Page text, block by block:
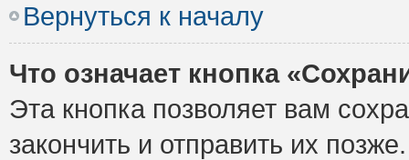
Вернуться к началу
Что означает кнопка
Эта кнопка позволяет вам
закончить и отправить их